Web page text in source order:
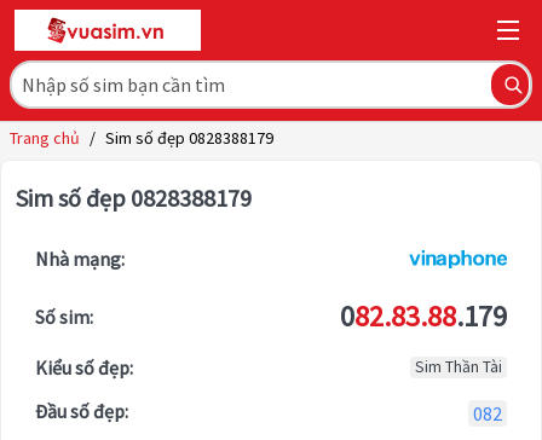
Trang chủ / Sim số đẹp 0828388179
Sim số đẹp 0828388179
Nhà mạng:
Số sim: 082.83.88.179
Kiểu số đẹp: Sim Thần Tài
Đầu số đẹp:
082